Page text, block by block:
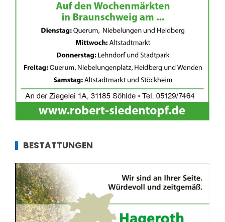
BESTATTUNGEN